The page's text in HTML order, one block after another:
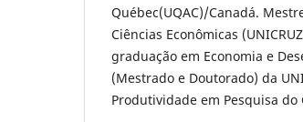
Québec(UQAC)/Canadá.
Ciências Econômicas
graduação em Economia e
(Mestrado e Doutorado) da
Produtividade em Pesquisa do